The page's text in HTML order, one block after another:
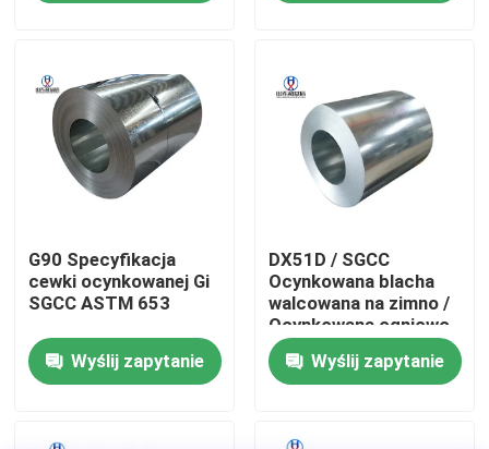
Kontrola jakości
Skontaktuj się z nami
Cewka ze stali węglowej
Płyty ze stali węglowej
Cewka ze stali nierdzewnej
G90 Specyfikacja
cewki ocynkowanej Gi
SGCC ASTM 653
Wyślij zapytanie
DX51D / SGCC
Ocynkowana blacha
walcowana na zimno /
Ocynkowana ogniowo
cewka / Płyta / Arkusz
/ TaśmaWyślij zapytanie